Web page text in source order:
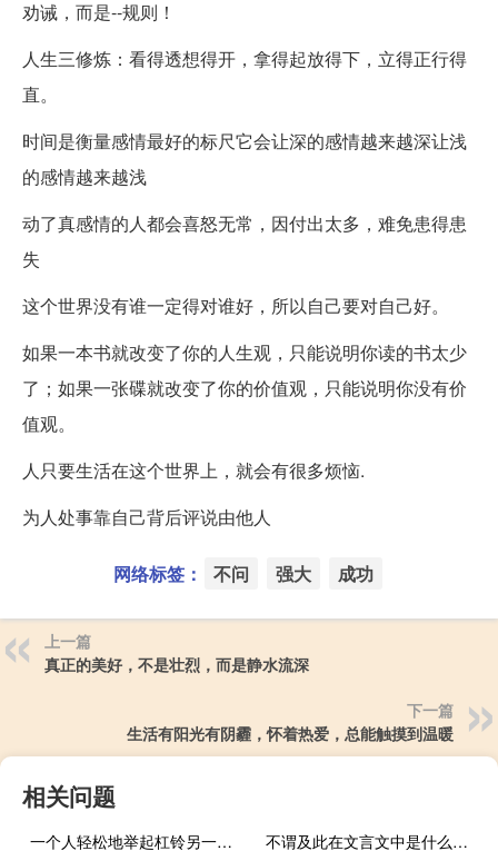
劝诫，而是--规则！
人生三修炼：看得透想得开，拿得起放得下，立得正行得
直。
时间是衡量感情最好的标尺它会让深的感情越来越深让浅
的感情越来越浅
动了真感情的人都会喜怒无常，因付出太多，难免患得患
失
这个世界没有谁一定得对谁好，所以自己要对自己好。
如果一本书就改变了你的人生观，只能说明你读的书太少
了；如果一张碟就改变了你的价值观，只能说明你没有价
值观。
人只要生活在这个世界上，就会有很多烦恼.
为人处事靠自己背后评说由他人
网络标签： 不问 强大 成功
上一篇
真正的美好，不是壮烈，而是静水流深
下一篇
生活有阳光有阴霾，怀着热爱，总能触摸到温暖
相关问题
一个人轻松地举起杠铃另一个人吃力地搬
不谓及此在文言文中是什么意思